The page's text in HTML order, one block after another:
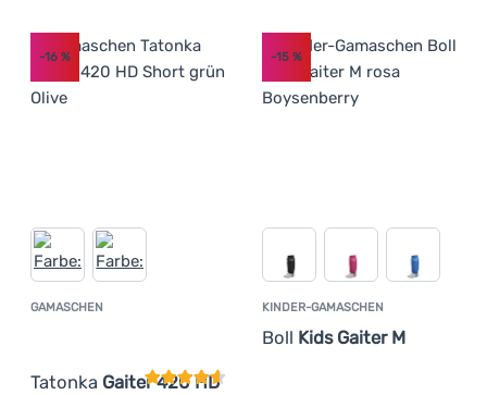
GAMASCHEN
Tatonka Gaiter 420 HD
Kundenbewertung
-16 %
KINDER-GAMASCHEN
Boll Kids Gaiter M
-15%